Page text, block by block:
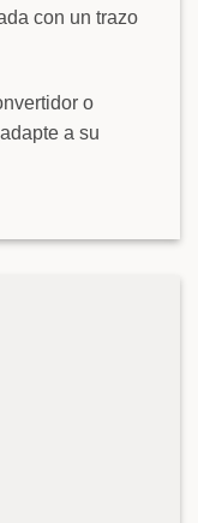
con un trazo
o
a su